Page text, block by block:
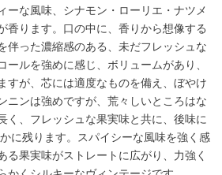
ーな風味、シナモン・ローリエ・ナツメ
香ります。口の中に、香りから想像する
伴った濃縮感のある、未だフレッシュな
ールを強めに感じ、ボリュームがあり、
すが、芯には適度なものを備え、ぼやけ
ニンは強めですが、荒々しいところはな
く、フレッシュな果実味と共に、後味に
に残ります。スパイシーな風味を強く感
る果実味がストレートに広がり、力強く